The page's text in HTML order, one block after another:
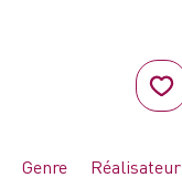
Genre Réalisateur